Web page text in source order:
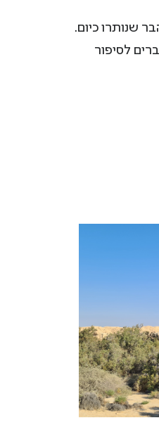
שנותרו כיום.
לסיפור